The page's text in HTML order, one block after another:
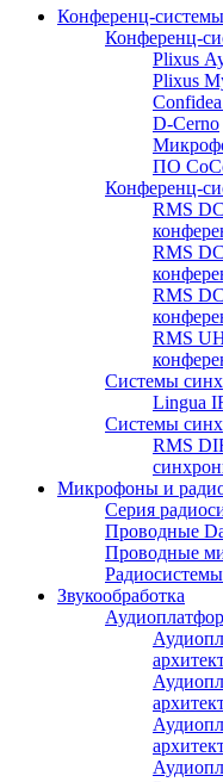
Конференц-
Конференц-
Plixus
Plixus
D-Cerno
ПО
Конференц-
RMS
RMS
RMS
RMS
Системы
Lingua
Системы
RMS
Микрофоны и
Серия
Проводные
Проводные
Звукообработка